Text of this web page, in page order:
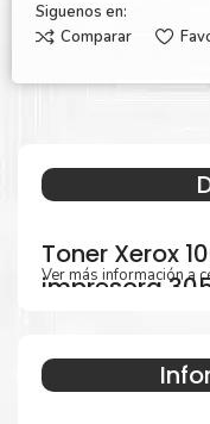
Siguenos en:
Comparar
Toner Xerox
impresora
Ver más información a